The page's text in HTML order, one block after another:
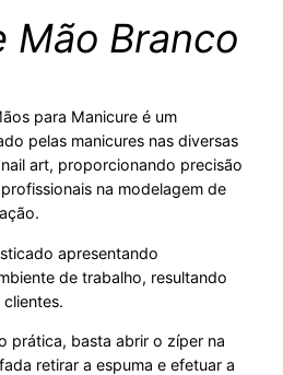
Mão Branco
para Manicure é um
pelas manicures nas diversas
art, proporcionando precisão
na modelagem de
apresentando
de trabalho, resultando
prática, basta abrir o zíper na
retirar a espuma e efetuar a